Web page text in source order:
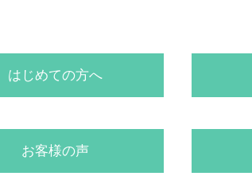
はじめての方へ
お客様の声